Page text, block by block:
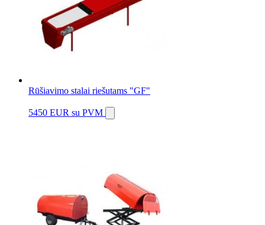
Rūšiavimo stalai riešutams "GF"
5450 EUR su PVM